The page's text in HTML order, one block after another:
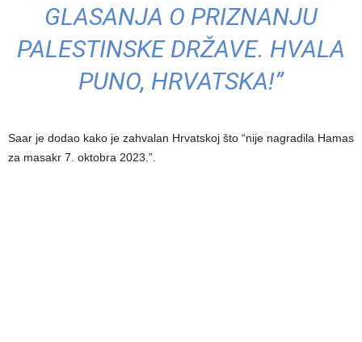
GLASANJA O PRIZNANJU
PALESTINSKE DRŽAVE. HVALA
PUNO, HRVATSKA!”
Saar je dodao kako je zahvalan Hrvatskoj što “nije nagradila Hamas
za masakr 7. oktobra 2023.”.